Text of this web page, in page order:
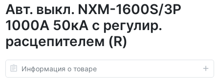
Авт. выкл. NXM-1600S/3P
1000А 50кА с регулир.
расцепителем (R)
Информация о товаре